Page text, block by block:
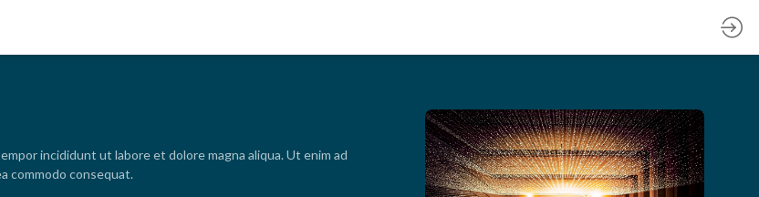
incididunt ut labore et dolore magna aliqua. Ut enim ad
commodo consequat.